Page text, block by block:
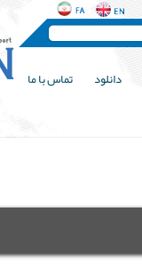
دانلود تماس با ما